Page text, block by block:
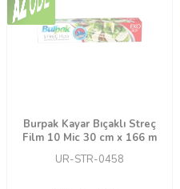
Burpak Kayar Bıçaklı Streç
Film 10 Mic 30 cm x 166 m
UR-STR-0458